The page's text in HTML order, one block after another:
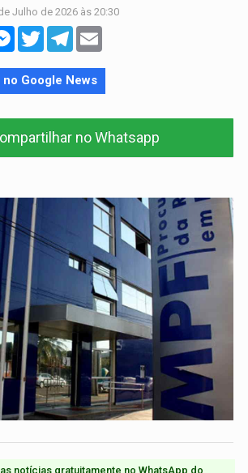
Julho de 2026 às 20:30
Messenger
TwitterTelegram
Google News
no Whatsapp
notícias gratuitamente no WhatsApp do